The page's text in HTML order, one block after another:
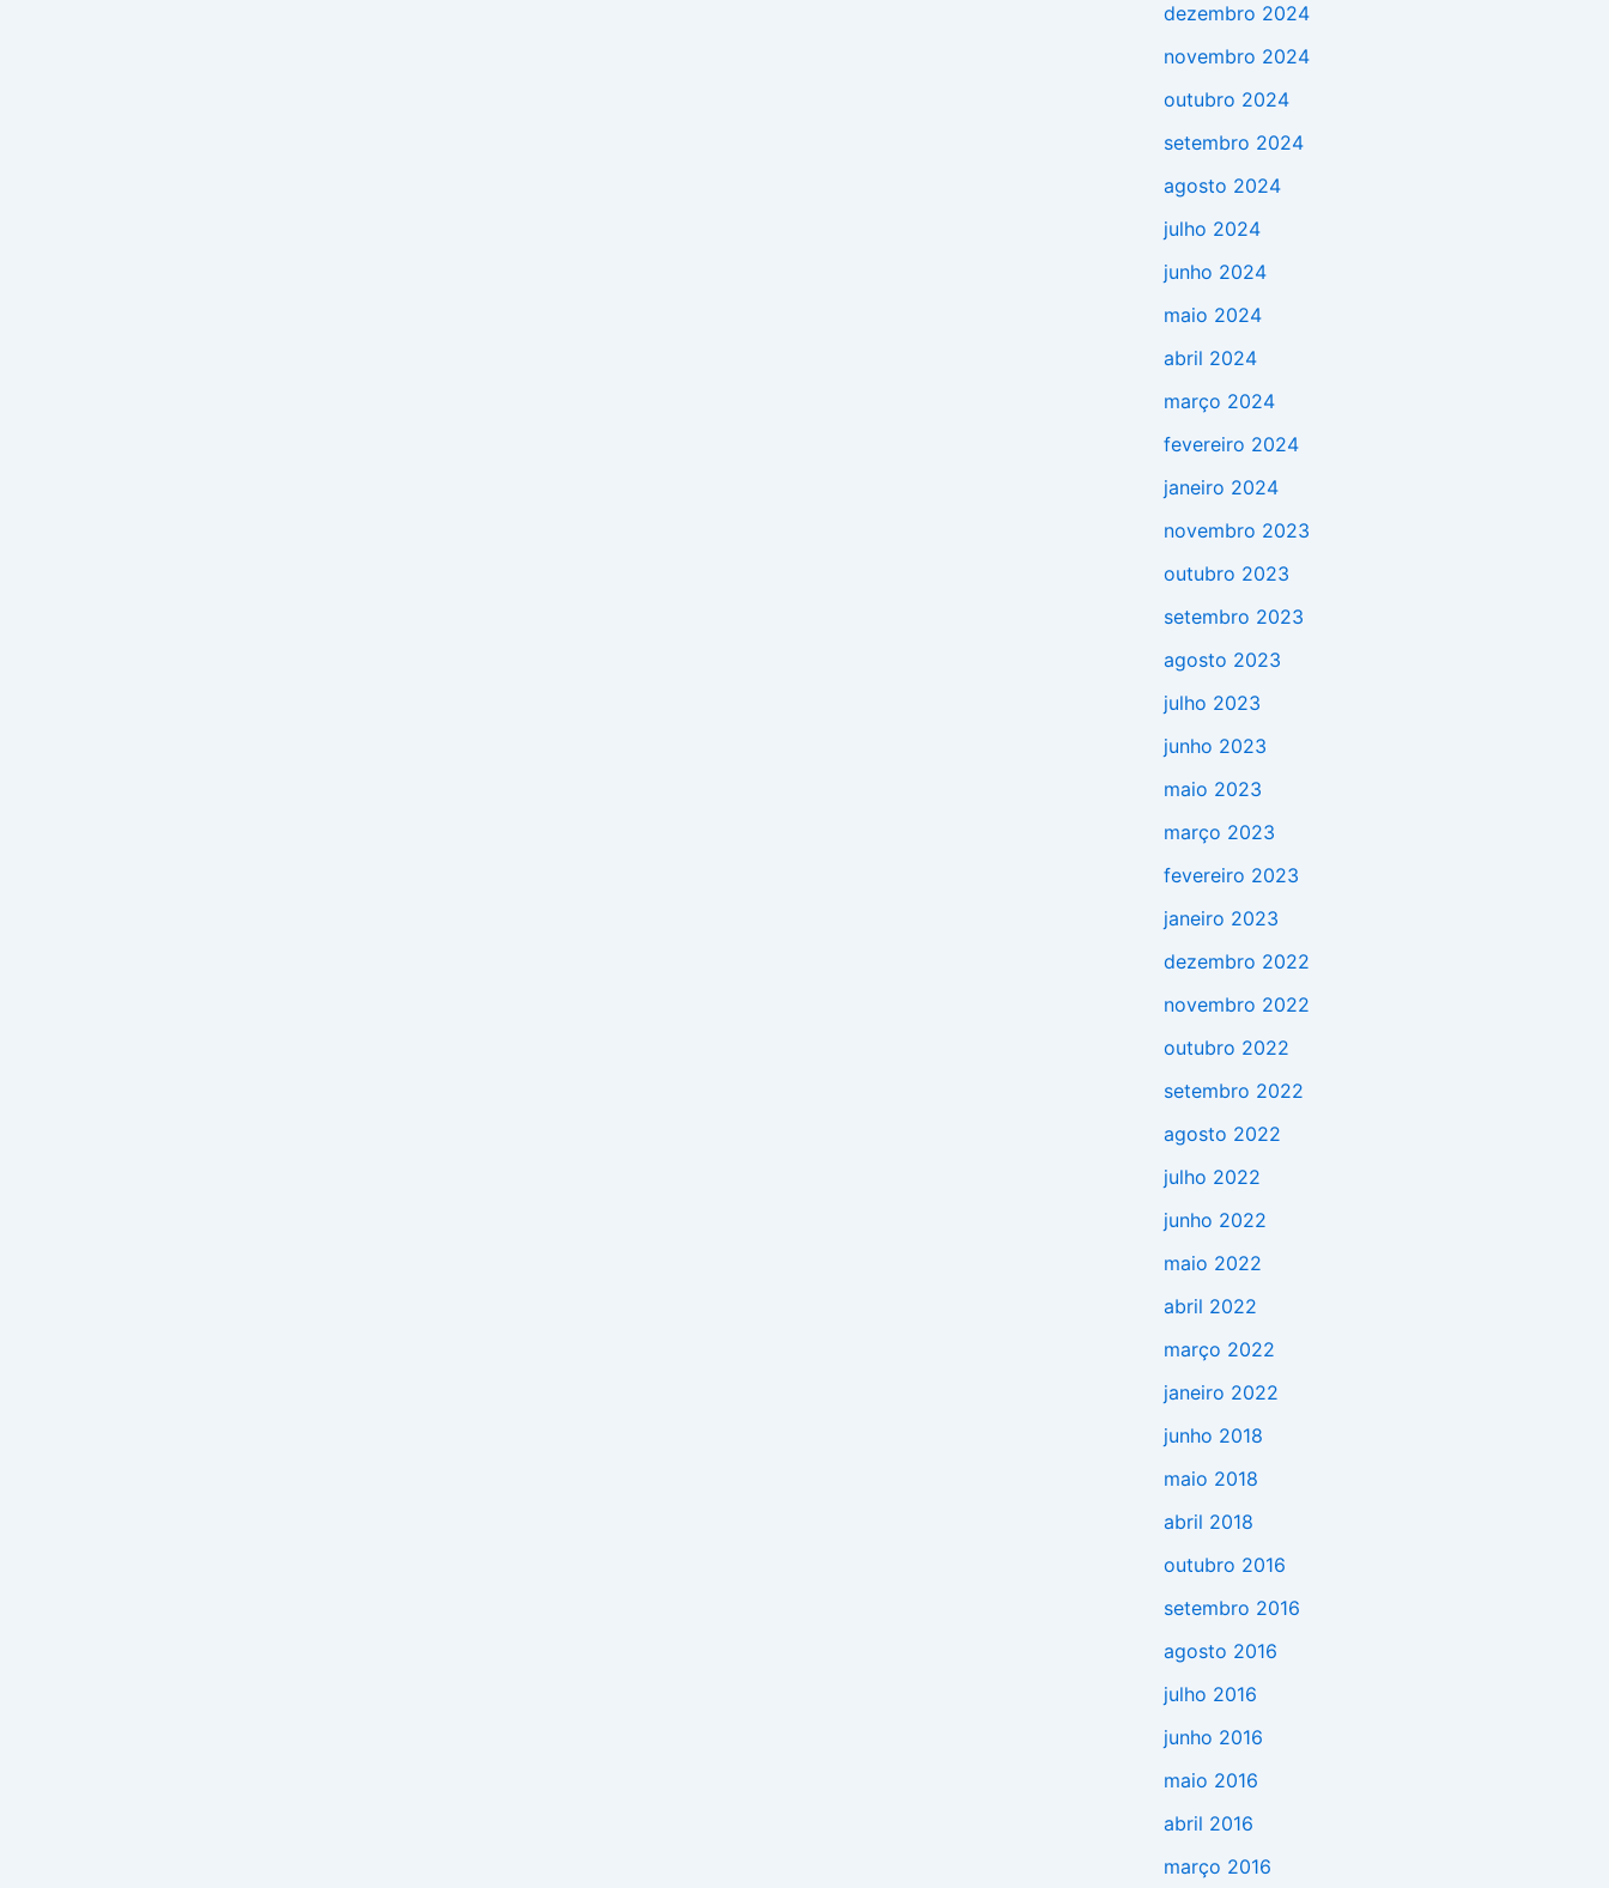
dezembro 2024
novembro 2024
outubro 2024
setembro 2024
agosto 2024
julho 2024
junho 2024
maio 2024
abril 2024
março 2024
fevereiro 2024
janeiro 2024
novembro 2023
outubro 2023
setembro 2023
agosto 2023
julho 2023
junho 2023
maio 2023
março 2023
fevereiro 2023
janeiro 2023
dezembro 2022
novembro 2022
outubro 2022
setembro 2022
agosto 2022
julho 2022
junho 2022
maio 2022
abril 2022
março 2022
janeiro 2022
junho 2018
maio 2018
abril 2018
outubro 2016
setembro 2016
agosto 2016
julho 2016
junho 2016
maio 2016
abril 2016
março 2016